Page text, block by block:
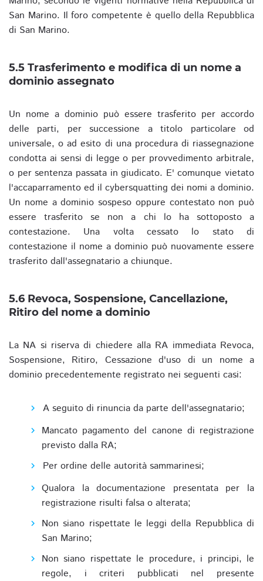
San Marino. Il foro competente è quello della Repubblica
di San Marino.
5.5 Trasferimento e modifica di un nome a
dominio assegnato
Un nome a dominio può essere trasferito per accordo
delle parti, per successione a titolo particolare od
universale, o ad esito di una procedura di riassegnazione
condotta ai sensi di legge o per provvedimento arbitrale,
o per sentenza passata in giudicato. E' comunque vietato
l'accaparramento ed il cybersquatting dei nomi a dominio.
Un nome a dominio sospeso oppure contestato non può
essere trasferito se non a chi lo ha sottoposto a
contestazione. Una volta cessato lo stato di
contestazione il nome a dominio può nuovamente essere
trasferito dall'assegnatario a chiunque.
5.6 Revoca, Sospensione, Cancellazione,
Ritiro del nome a dominio
La NA si riserva di chiedere alla RA immediata Revoca,
Sospensione, Ritiro, Cessazione d'uso di un nome a
dominio precedentemente registrato nei seguenti casi:
A seguito di rinuncia da parte dell'assegnatario;
Mancato pagamento del canone di registrazione
previsto dalla RA;
Per ordine delle autorità sammarinesi;
Qualora la documentazione presentata per la
registrazione risulti falsa o alterata;
Non siano rispettate le leggi della Repubblica di
San Marino;
Non siano rispettate le procedure, i principi, le
regole, i criteri pubblicati nel presente